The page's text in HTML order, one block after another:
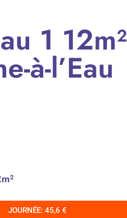
1 12m²
à-l’Eau
JOURNÉE: 45,6 €